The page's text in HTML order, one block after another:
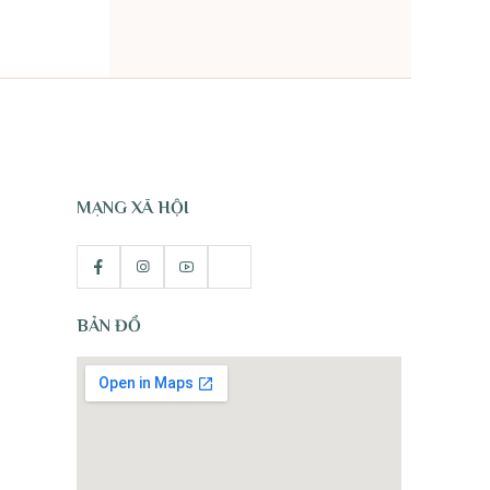
MẠNG XÃ HỘI
BẢN ĐỒ